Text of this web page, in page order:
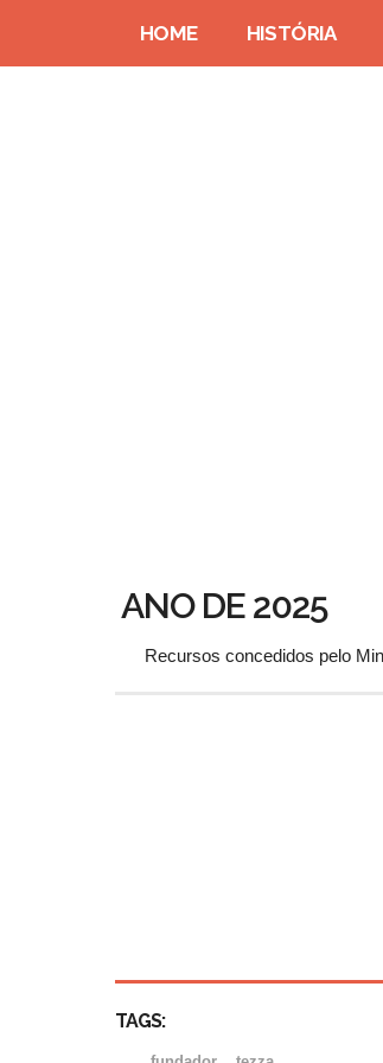
HOME HISTÓRIA
ANO DE 2025
Recursos concedidos pelo
TAGS: